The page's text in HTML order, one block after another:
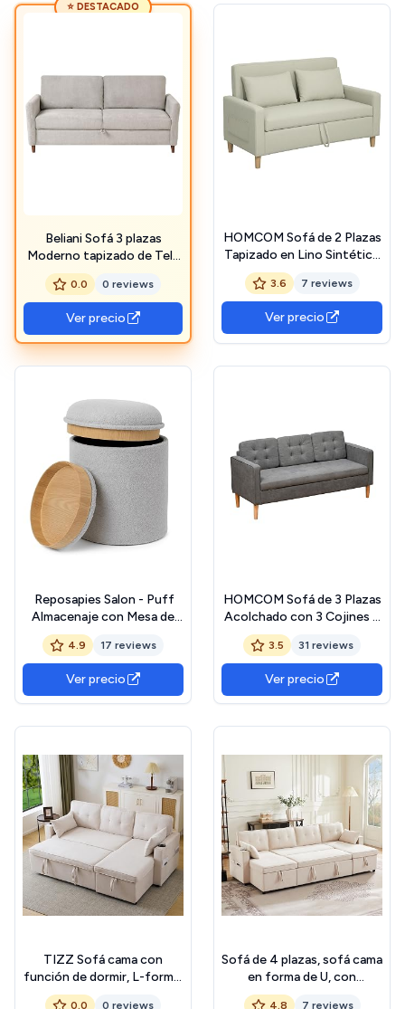
⭐ DESTACADO
Beliani Sofá 3 plazas
Moderno tapizado de Tela
con almacenaje
reposabrazos Gris Mare
0.0 0 reviews
Ver precio
HOMCOM Sofá de 2 Plazas
Tapizado en Lino Sintético
con Espacio de
Almacenamiento Oculto
Sofá de Salón con 2
Almohadas Bolsillo y Patas
de Madera Carga 240 kg
3.6 7 reviews
Ver precio
️ Reposapies Salon - Puff
Almacenaje con Mesa de
Madera Reversible Tela
Suave, Baul Almacenaje,
Reposapies Sofa, Taburete
almacenaje, Banco
almacenaje, Banco
4.9 17 reviews
Ver precio
HOMCOM Sofá de 3 Plazas
Acolchado con 3 Cojines y
Reposabrazos Espacio de
Almacenaje Estilo Moderno
para Salón Dormitorio
166,5x62x82 cm Gris
3.5 31 reviews
Ver precio
TIZZ Sofá cama con
función de dormir, L-forma,
diseño moderno, tapizado,
0.0 0 reviews
Sofá de 4 plazas, sofá cama
en forma de U, con
portavasos y dos
4.8 7 reviews